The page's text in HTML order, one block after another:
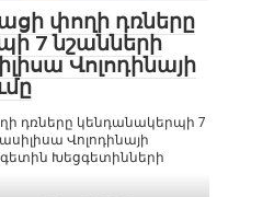
փողի դռները
7 նշանների
Վոլոդինայի
դռները կենդանակերպի 7
Վոլոդինայի
Խեցգետինների